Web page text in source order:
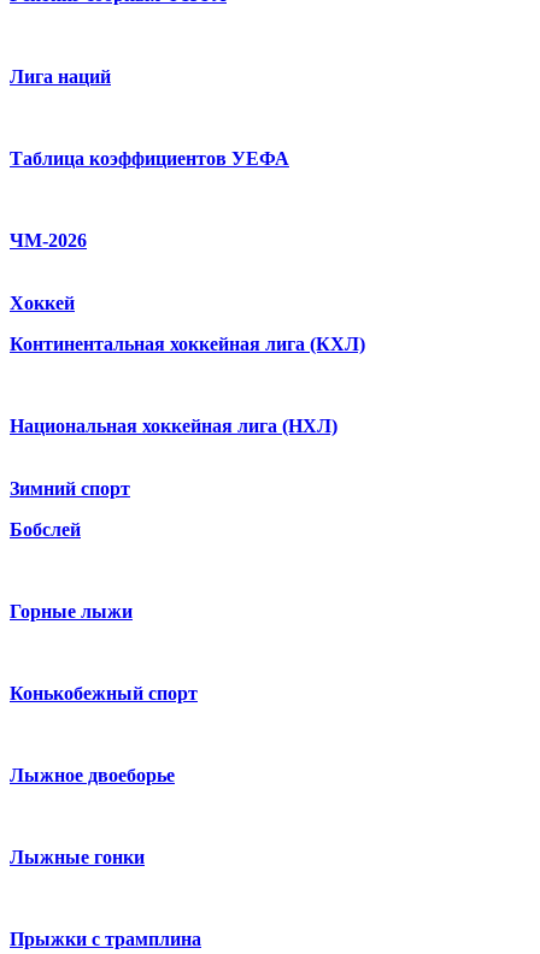
Лига наций
Таблица коэффициентов УЕФА
ЧМ-2026
Хоккей
Континентальная хоккейная лига (КХЛ)
Национальная хоккейная лига (НХЛ)
Зимний спорт
Бобслей
Горные лыжи
Конькобежный спорт
Лыжное двоеборье
Лыжные гонки
Прыжки с трамплина